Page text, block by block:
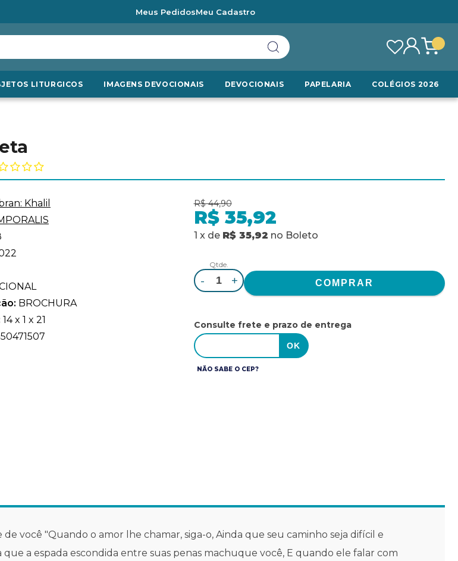
Meus PedidosMeu Cadastro
LITURGICOS IMAGENS DEVOCIONAIS DEVOCIONAIS PAPELARIA COLÉGIOS 2026
Khalil
BROCHURA
14 x 1 x 21
R$ 44,90
R$ 35,92
1 x de R$ 35,92 no Boleto
Qtde.
- +
Consulte frete e prazo de entrega
NÃO SABE O CEP?
você "Quando o amor lhe chamar, siga-o, Ainda que seu caminho seja difícil e
a espada escondida entre suas penas machuque você, E quando ele falar com